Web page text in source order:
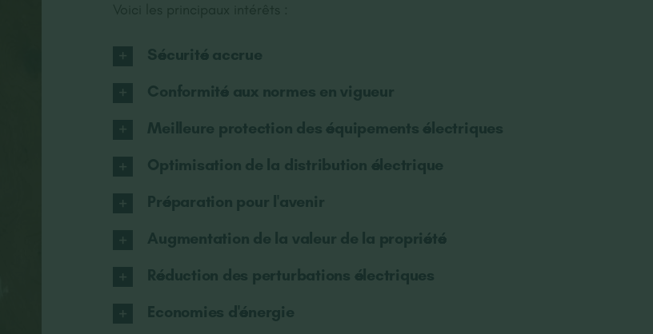
Sécurité accrue
Conformité aux normes en vigueur
Meilleure protection des équipements électriques
Optimisation de la distribution électrique
Préparation pour l'avenir
Augmentation de la valeur de la propriété
Réduction des perturbations électriques
Economies d'énergie